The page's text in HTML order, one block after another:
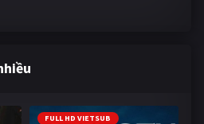
FULL HD VIETSUB